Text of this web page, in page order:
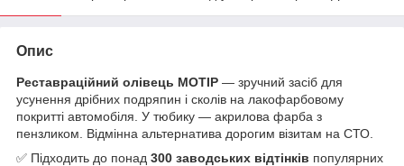
Опис
Реставраційний олівець MOTIP — зручний засіб для
усунення дрібних подряпин і сколів на лакофарбовому
покритті автомобіля. У тюбику — акрилова фарба з
пензликом. Відмінна альтернатива дорогим візитам на СТО.
✅ Підходить до понад 300 заводських відтінків популярних